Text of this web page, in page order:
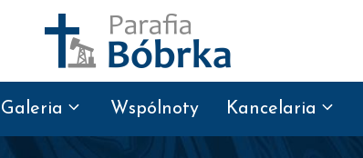
Galeria Wspólnoty Kancelaria